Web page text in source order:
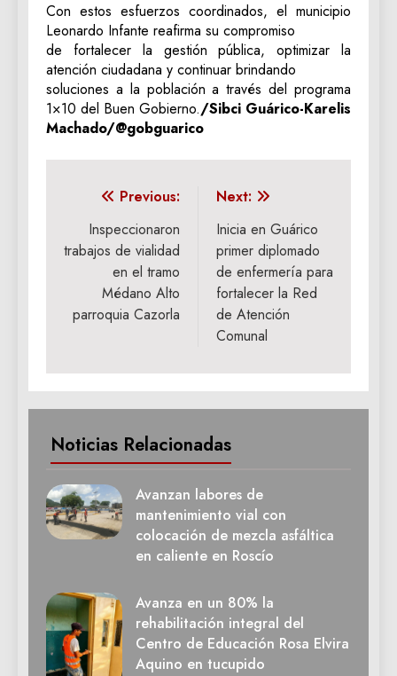
Con estos esfuerzos coordinados, el municipio
Leonardo Infante reafirma su compromiso
de fortalecer la gestión pública, optimizar la
atención ciudadana y continuar brindando
soluciones a la población a través del programa
1×10 del Buen Gobierno./Sibci Guárico-Karelis
Machado/@gobguarico
Navegación
entradas
Previous:
Inspeccionaron
trabajos de vialidad
en el tramo
Médano Alto
parroquia Cazorla
Next:
Inicia en Guárico
primer diplomado
de enfermería para
fortalecer la Red
de Atención
Comunal
Noticias Relacionadas
Avanzan labores de
mantenimiento vial con
colocación de mezcla asfáltica
en caliente en Roscío
Avanza en un 80% la
rehabilitación integral del
Centro de Educación Rosa Elvira
Aquino en tucupido